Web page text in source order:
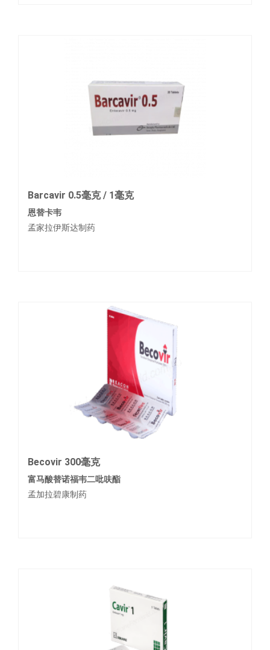
Barcavir 0.5毫克 / 1毫克
恩替卡韦
孟家拉伊斯达制药
Becovir 300毫克
富马酸替诺福韦二吡呋酯
孟加拉碧康制药